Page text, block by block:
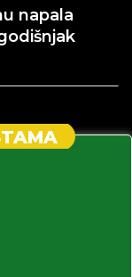
napala